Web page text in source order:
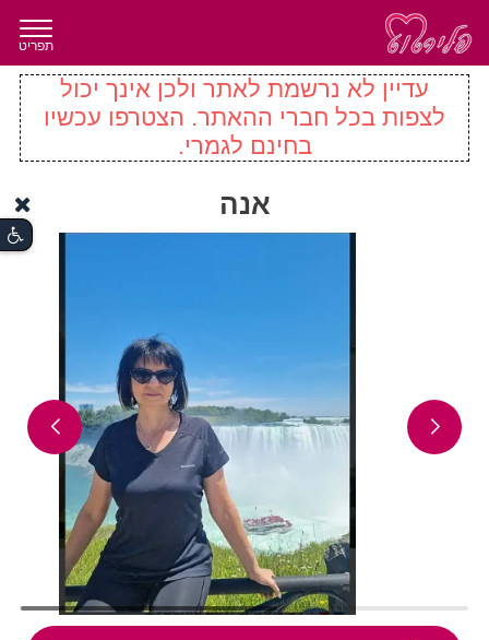
תפריט
עדיין לא נרשמת לאתר ולכן אינך יכול
לצפות בכל חברי ההאתר. הצטרפו עכשיו
בחינם לגמרי.
אנה